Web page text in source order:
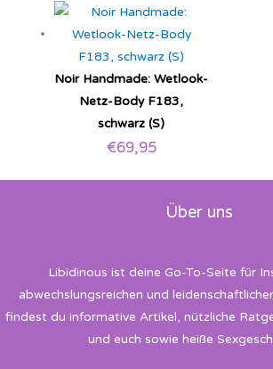
Noir Handmade: Wetlook-
Netz-Body F183,
schwarz (S)
€69,95
Über uns
Libidinous ist deine Go-To-Seite für
abwechslungsreichen und
findest du informative Artikel, nützliche
und euch sowie heiße